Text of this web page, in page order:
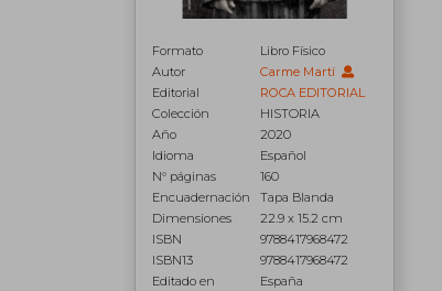
Formato
Libro Físico
Autor
Carme Martí
Editorial
ROCA EDITORIAL
Colección
HISTORIA
Año
2020
Idioma
Español
N° páginas
160
Encuadernación
Tapa Blanda
Dimensiones
22.9 x 15.2 cm
ISBN
9788417968472
ISBN13
9788417968472
Editado en
España